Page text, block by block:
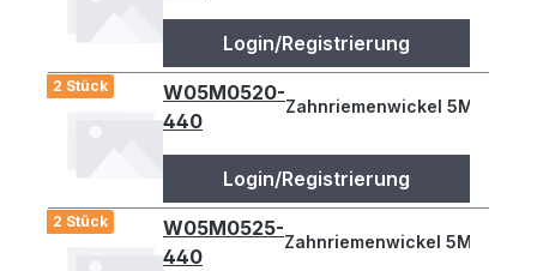
Login/Registrierung
2 Stück
W05M0520-
440
Zahnriemenwickel 5M 520
Login/Registrierung
2 Stück
W05M0525-
440
Zahnriemenwickel 5M 525